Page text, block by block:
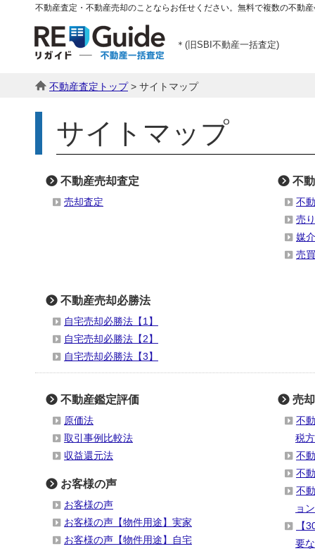
不動産査定・不動産売却のことならお任せください。無料で複数の不動
＊(旧SBI不動産一括査定)
不動産査定トップ> サイトマップ
サイトマップ
不動産売却査定
売却査定
不
不
売
媒
売
不動産売却必勝法
自宅売却必勝法【1】
自宅売却必勝法【2】
自宅売却必勝法【3】
不動産鑑定評価
原価法
取引事例比較法
収益還元法
お客様の声
お客様の声
お客様の声【物件用途】実家
お客様の声【物件用途】自宅
売
不
税
不
不
不
ョン
【
要